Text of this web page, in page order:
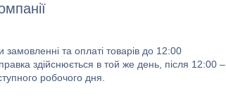
замовленні та оплаті товарів до 12:00
здійснюється в той же день, після 12:00 –
робочого дня.